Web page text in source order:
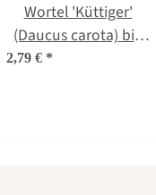
Wortel 'Küttiger'
(Daucus carota) bio
2,79 € *